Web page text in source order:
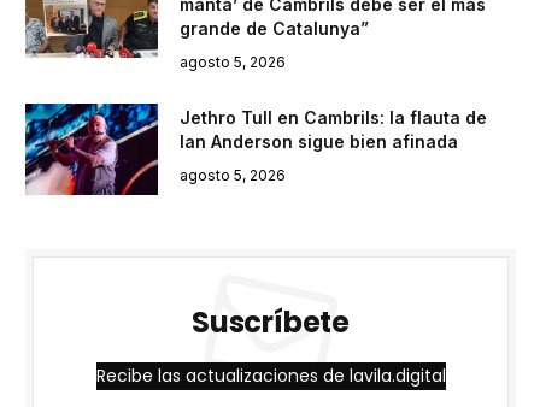
manta’ de Cambrils debe ser el más
grande de Catalunya”
agosto 5, 2026
Jethro Tull en Cambrils: la flauta de
Ian Anderson sigue bien afinada
agosto 5, 2026
Suscríbete
Recibe las actualizaciones de lavila.digital